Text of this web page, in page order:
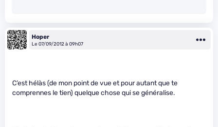
Hoper
Le 07/09/2012 à 09h07
C’est hélàs (de mon point de vue et pour autant que te
comprennes le tien) quelque chose qui se généralise.